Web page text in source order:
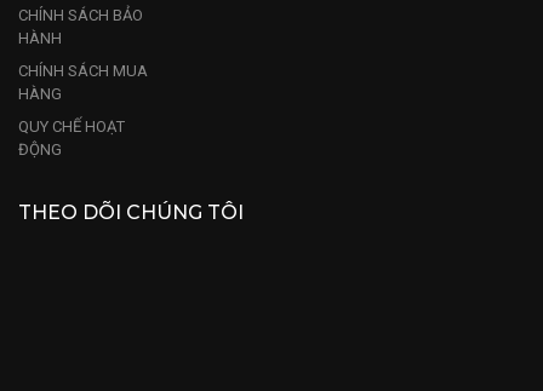
CHÍNH SÁCH BẢO
HÀNH
CHÍNH SÁCH MUA
HÀNG
QUY CHẾ HOẠT
ĐỘNG
THEO DÕI CHÚNG TÔI